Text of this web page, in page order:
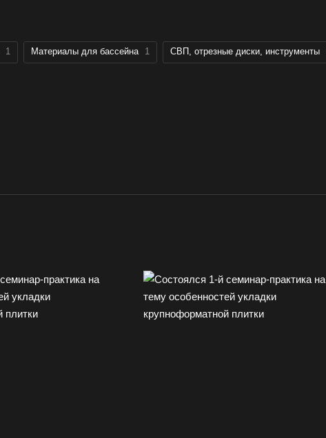
1 Материалы для бассейна 1 СВП, отрезные диски, инструменты